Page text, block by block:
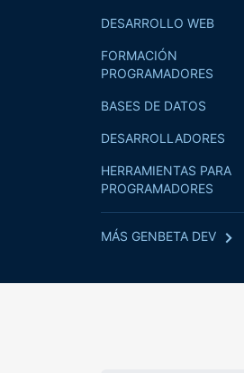
DESARROLLO WEB
FORMACIÓN
PROGRAMADORES
BASES DE DATOS
DESARROLLADORES
HERRAMIENTAS PARA
PROGRAMADORES
MÁS GENBETA DEV